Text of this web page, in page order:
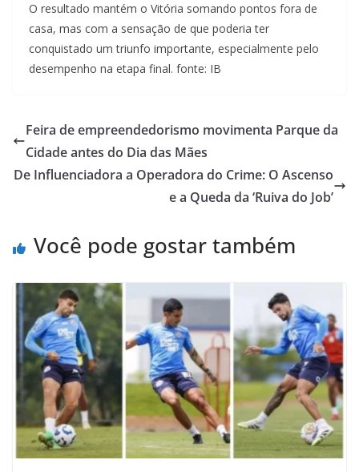
O resultado mantém o Vitória somando pontos fora de
casa, mas com a sensação de que poderia ter
conquistado um triunfo importante, especialmente pelo
desempenho na etapa final. fonte: IB
Feira de empreendedorismo movimenta Parque da
Cidade antes do Dia das Mães
De Influenciadora a Operadora do Crime: O Ascenso
e a Queda da ‘Ruiva do Job’
Você pode gostar também